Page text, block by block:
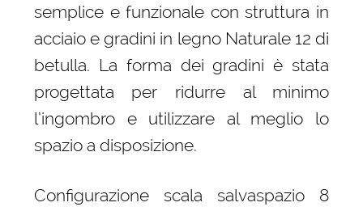
semplice e funzionale con struttura in
acciaio e gradini in legno Naturale 12 di
betulla. La forma dei gradini è stata
progettata per ridurre al minimo
l’ingombro e utilizzare al meglio lo
spazio a disposizione.
Configurazione scala salvaspazio 8